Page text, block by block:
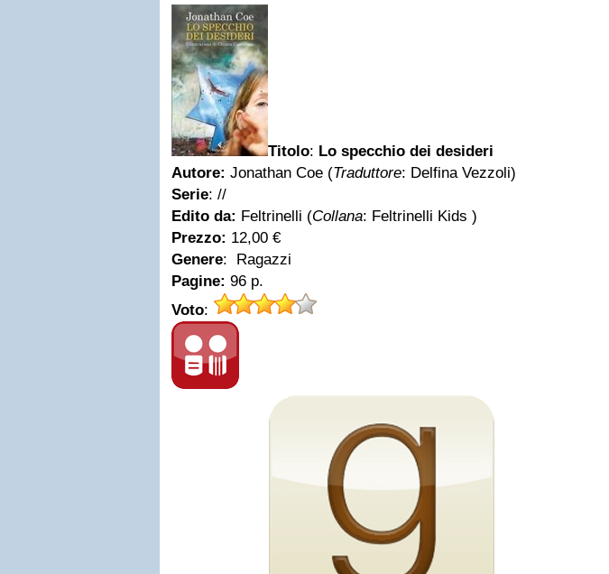
Titolo: Lo specchio dei desideri
Autore: Jonathan Coe (Traduttore: Delfina Vezzoli)
Serie: //
Edito da: Feltrinelli (Collana: Feltrinelli Kids )
Prezzo: 12,00 €
Genere: Ragazzi
Pagine: 96 p.
Voto: